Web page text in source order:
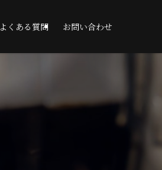
よくある質問 お問い合わせ